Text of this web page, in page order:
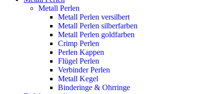
Metall Perlen
Metall Perlen versilbert
Metall Perlen silberfarben
Metall Perlen goldfarben
Crimp Perlen
Perlen Kappen
Flügel Perlen
Verbinder Perlen
Metall Kegel
Binderinge & Ohrringe